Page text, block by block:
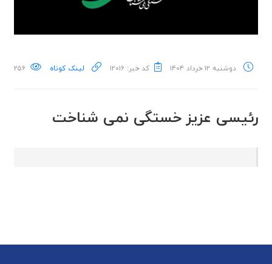
دوشنبه ۱۲ خرداد ۱۴۰۴ کد خبر: ۱۲۰۱۶ لینک کوتاه ۲۵۶
رئیسی عزیز خستگی نمی شناخت